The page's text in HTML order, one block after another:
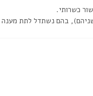
כשרותי.
שניהם), בהם נשתדל לתת